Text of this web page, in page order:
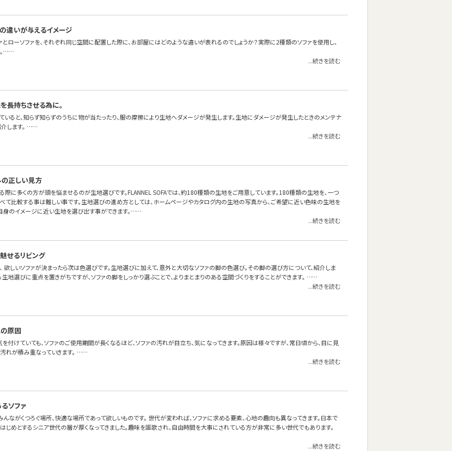
違いが与えるイメージ
とローソファを、それぞれ同じ空間に配置した際に、お部屋にはどのような違いが表れるのでしょうか？実際に2種類のソファを使用し、
。……
...続きを読む
長持ちさせる為に。
いると、知らず知らずのうちに物が当たったり、服の摩擦により生地へダメージが発生します。生地にダメージが発生したときのメンテナ
します。 ……
...続きを読む
正しい見方
際に多くの方が頭を悩ませるのが生地選びです。FLANNEL SOFAでは、約180種類の生地をご用意しています。180種類の生地を、一つ
て比較する事は難しい事です。生地選びの進め方としては、ホームページやカタログ内の生地の写真から、ご希望に近い色味の生地を
身のイメージに近い生地を選び出す事ができます。……
...続きを読む
せるリビング
欲しいソファが決まったら次は色選びです。生地選びに加えて、意外と大切なソファの脚の色選び。その脚の選び方について、紹介しま
生地選びに重点を置きがちですが、ソファの脚をしっかり選ぶことで、よりまとまりのある空間づくりをすることができます。 ……
...続きを読む
原因
付けていても、ソファのご使用期間が長くなるほど、ソファの汚れが目立ち、気になってきます。原因は様々ですが、常日頃から、目に見
れが積み重なっていきます。 ……
...続きを読む
ソファ
んながくつろぐ場所、快適な場所であって欲しいものです。 世代が変われば、ソファに求める要素、心地の趣向も異なってきます。日本で
じめとするシニア世代の層が厚くなってきました。趣味を謳歌され、自由時間を大事にされている方が非常に多い世代でもあります。
...続きを読む